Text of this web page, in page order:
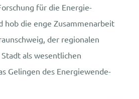
für die Energie-
hob die enge Zusammenarbeit
der regionalen
als wesentlichen
Gelingen des Energiewende-